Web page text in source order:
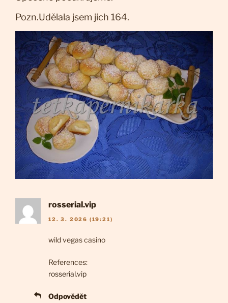
Pozn.Udělala jsem jich 164.
rosserial.vip
12. 3. 2026 (19:21)
wild vegas casino
References:
rosserial.vip
Odpovědět